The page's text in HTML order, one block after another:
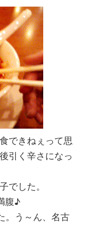
できねぇって思
引く辛さになっ
でした。
腹♪
。う～ん、名古